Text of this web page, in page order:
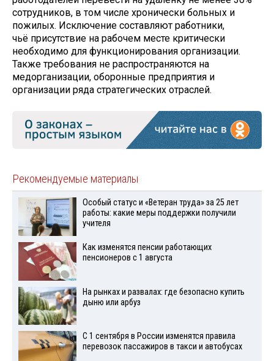
сотрудников, в том числе хронически больных и
пожилых. Исключение составляют работники,
чьё присутствие на рабочем месте критически
необходимо для функционирования организации.
Также требования не распространяются на
медорганизации, оборонные предприятия и
организации ряда стратегических отраслей.
Рекомендуемые материалы
Особый статус и «Ветеран труда» за 25 лет
работы: какие меры поддержки получили
учителя
Как изменятся пенсии работающих
пенсионеров с 1 августа
На рынках и развалах: где безопасно купить
дыню или арбуз
С 1 сентября в России изменятся правила
перевозок пассажиров в такси и автобусах